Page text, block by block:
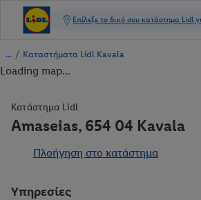
/ Καταστήματα Lidl Kavala
Loading map...
Κατάστημα Lidl
Amaseias, 654 04 Kavala
Πλοήγηση στο κατάστημα
Υπηρεσίες